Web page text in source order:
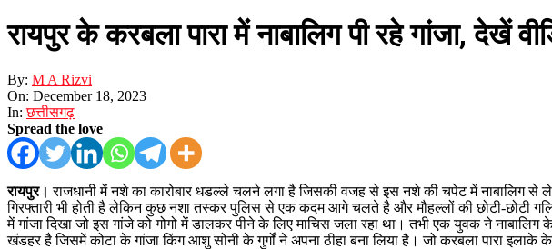
रायपुर के करबला पारा में नाबालिग पी रहे गांजा, देखें
By: M A Rizvi
On: December 18, 2023
In: छत्तीसगढ़
Spread the love
रायपुर। राजधानी में नशे का कारोबार धडल्ले चलने लगा है जिसकी वजह से इस नशे की चपेट में नाबालिग से
गिरफ्तारी भी होती है लेकिन कुछ नशा तस्कर पुलिस से एक कदम आगे चलते है और मौहल्लों की छोटी-छोटी
में गांजा दिखा जो इस गांजे को गोगो में डालकर पीने के लिए माचिस जला रहा था। तभी एक युवक ने
खंडहर है जिसमें कोटा के गांजा किंग आशु सोनी के गुर्गों ने अपना ठीहा बना लिया है। जो करबला पारा